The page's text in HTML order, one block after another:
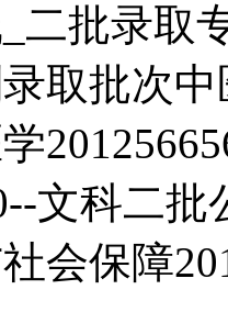
二批录取
取批次中
文科二
会保障